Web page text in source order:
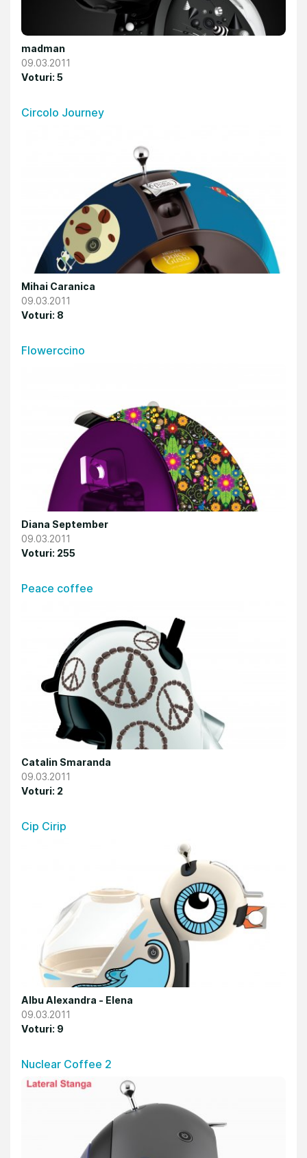
madman
09.03.2011
Voturi: 5
Circolo Journey
Mihai Caranica
09.03.2011
Voturi: 8
Flowerccino
Diana September
09.03.2011
Voturi: 255
Peace coffee
Catalin Smaranda
09.03.2011
Voturi: 2
Cip Cirip
Albu Alexandra - Elena
09.03.2011
Voturi: 9
Nuclear Coffee 2